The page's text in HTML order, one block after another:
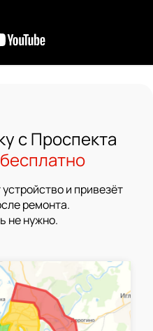
с Проспекта
бесплатно
и привезёт
ремонта.
не нужно.